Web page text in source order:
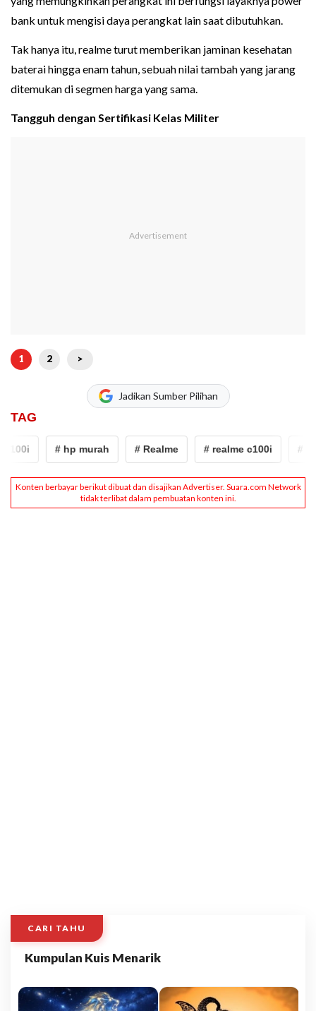
bank untuk mengisi daya perangkat lain saat dibutuhkan.
Tak hanya itu, realme turut memberikan jaminan kesehatan
baterai hingga enam tahun, sebuah nilai tambah yang jarang
ditemukan di segmen harga yang sama.
Tangguh dengan Sertifikasi Kelas Militer
1 2 >
Jadikan Sumber Pilihan
TAG
# hp murah # Realme # realme c100i #
CARI TAHU
Kumpulan Kuis Menarik